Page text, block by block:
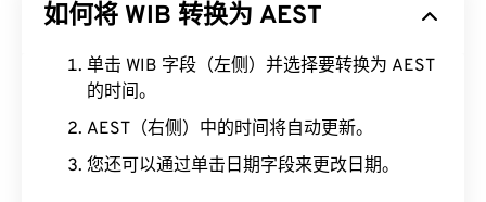
如何将 WIB 转换为 AEST
单击 WIB 字段（左侧）并选择要转换为 AEST
的时间。
AEST（右侧）中的时间将自动更新。
您还可以通过单击日期字段来更改日期。